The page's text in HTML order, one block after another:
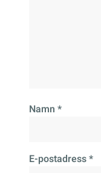
Namn *
E-postadress*